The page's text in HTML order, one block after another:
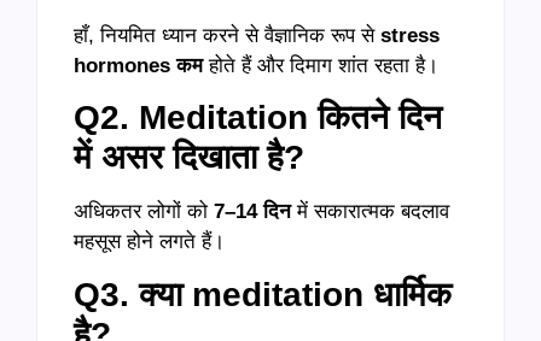
हाँ, नियमित ध्यान करने से वैज्ञानिक रूप से stress
hormones कमहोते हैं और दिमाग शांत रहता है।
Q2. Meditation कितने दिन
में असर दिखाता है?
अधिकतर लोगों को 7–14 दिनमें सकारात्मक बदलाव
महसूस होने लगते हैं।
Q3. क्या meditation धार्मिक